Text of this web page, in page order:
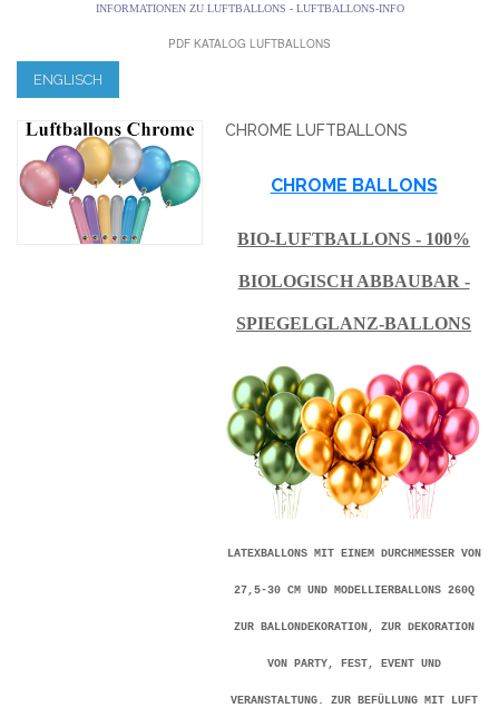
INFORMATIONEN ZU LUFTBALLONS - LUFTBALLONS-INFO
PDF KATALOG LUFTBALLONS
ENGLISCH
CHROME LUFTBALLONS
CHROME BALLONS
BIO-LUFTBALLONS - 100%
BIOLOGISCH ABBAUBAR -
SPIEGELGLANZ-BALLONS
LATEXBALLONS MIT EINEM DURCHMESSER VON
27,5-30 CM UND MODELLIERBALLONS 260Q
ZUR BALLONDEKORATION, ZUR DEKORATION
VON PARTY, FEST, EVENT UND
VERANSTALTUNG. ZUR BEFÜLLUNG MIT LUFT